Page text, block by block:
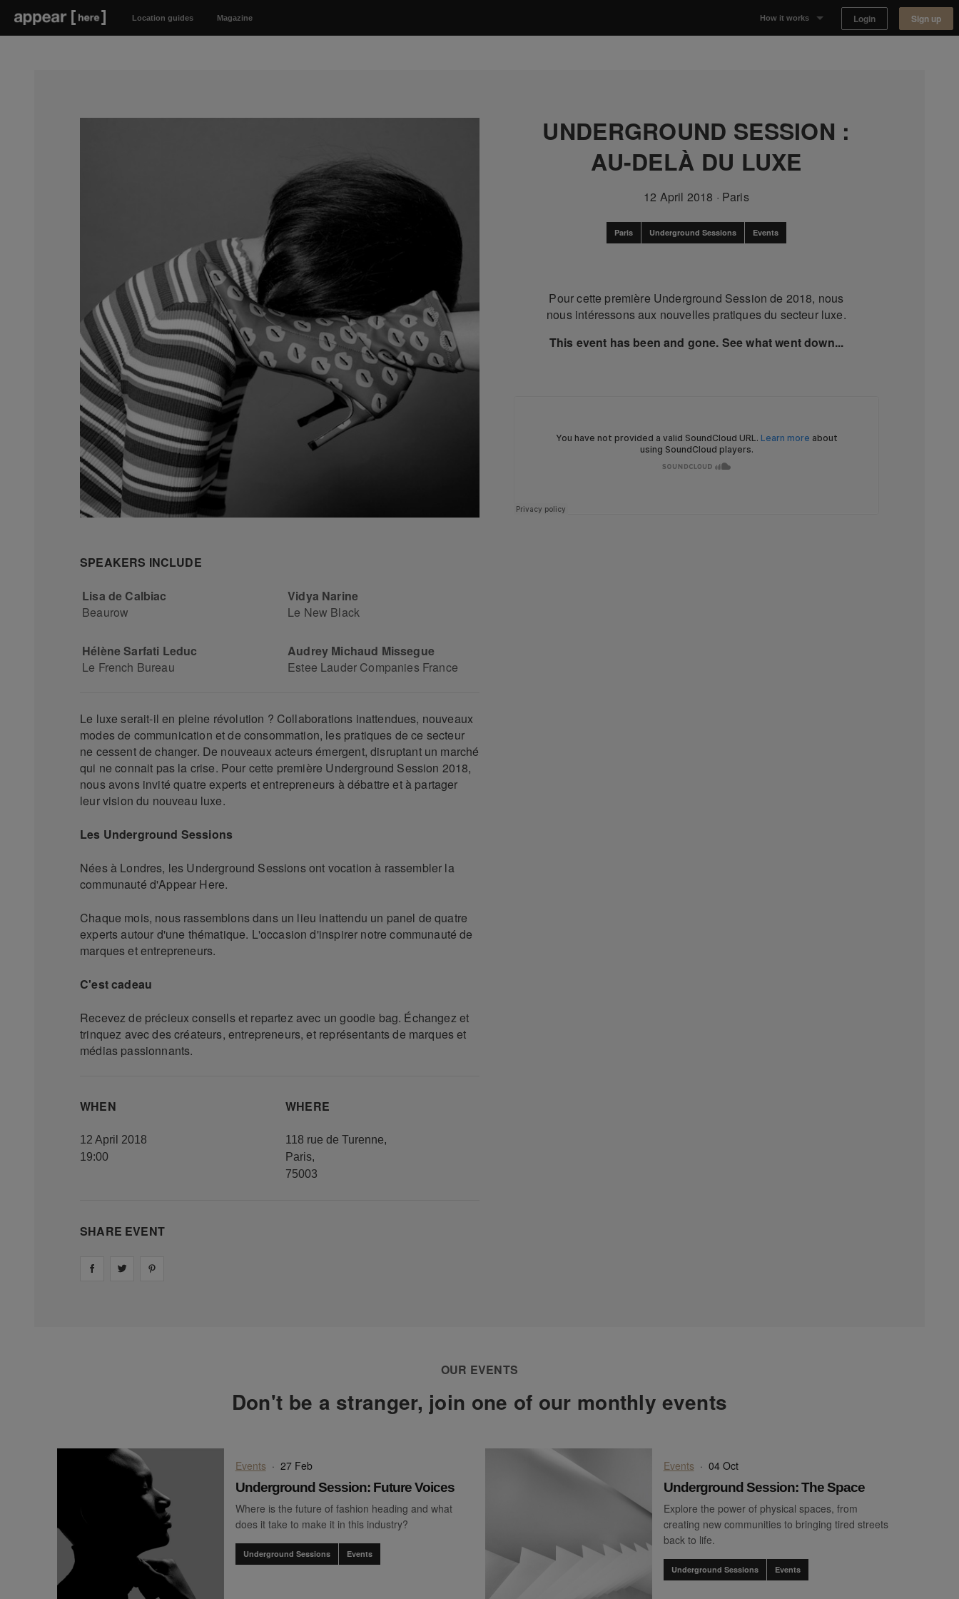
Location guides Magazine How it works
Finding space
Landlord dashboards
Login Sign up
UNDERGROUND SESSION :
AU-DELÀ DU LUXE
12 April 2018 · Paris
Paris Underground Sessions Events
Pour cette première Underground Session de 2018, nous
nous intéressons aux nouvelles pratiques du secteur luxe.
This event has been and gone. See what went down...
SPEAKERS INCLUDE
Lisa de Calbiac
Beaurow
Vidya Narine
Le New Black
Hélène Sarfati Leduc
Le French Bureau
Audrey Michaud Missegue
Estee Lauder Companies France
Le luxe serait-il en pleine révolution ? Collaborations inattendues, nouveaux
modes de communication et de consommation, les pratiques de ce secteur
ne cessent de changer. De nouveaux acteurs émergent, disruptant un marché
qui ne connait pas la crise. Pour cette première Underground Session 2018,
nous avons invité quatre experts et entrepreneurs à débattre et à partager
leur vision du nouveau luxe.
Les Underground Sessions
Nées à Londres, les Underground Sessions ont vocation à rassembler la
communauté d'Appear Here.
Chaque mois, nous rassemblons dans un lieu inattendu un panel de quatre
experts autour d'une thématique. L'occasion d'inspirer notre communauté de
marques et entrepreneurs.
C'est cadeau
Recevez de précieux conseils et repartez avec un goodie bag. Échangez et
trinquez avec des créateurs, entrepreneurs, et représentants de marques et
médias passionnants.
WHEN
12 April 2018
19:00
WHERE
118 rue de Turenne,
Paris,
75003
SHARE EVENT
Share on facebook
Share on
OUR EVENTS
Don't be a stranger, join one of our monthly events
Events · 27 Feb
Underground Session: Future Voices
Where is the future of fashion heading and what
does it take to make it in this industry?
Underground Sessions Events
Events · 04 Oct
Underground Session: The Space
Explore the power of physical spaces, from
creating new communities to bringing tired streets
back to life.
Underground Sessions Events